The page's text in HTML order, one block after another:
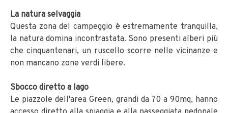
La natura selvaggia
Questa zona del campeggio è estremamente tranquilla,
la natura domina incontrastata. Sono presenti alberi più
che cinquantenari, un ruscello scorre nelle vicinanze e
non mancano zone verdi libere.
Sbocco diretto a lago
Le piazzole dell'area Green, grandi da 70 a 90mq, hanno